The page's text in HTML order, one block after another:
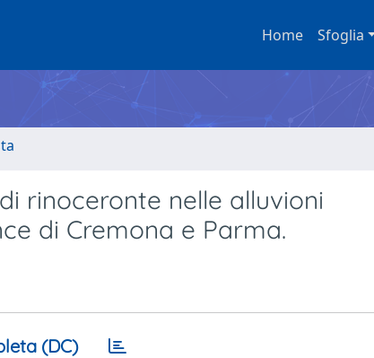
Home Sfoglia
rinoceronte nelle alluvioni
di Cremona e Parma.
(DC)